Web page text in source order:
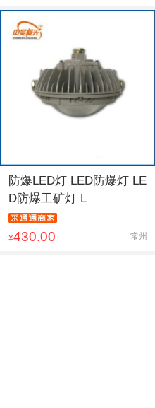
防爆LED灯 LED防爆灯 LE
D防爆工矿灯 L
¥430.00 常州